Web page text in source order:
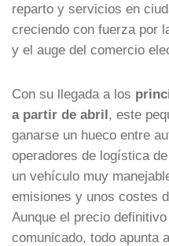
reparto y servicios en
creciendo con fuerza por
y el auge del comercio
Con su llegada a los
a partir de abril, este
ganarse un hueco entre
operadores de logística
un vehículo muy
emisiones y unos costes
Aunque el precio
comunicado, todo apunta